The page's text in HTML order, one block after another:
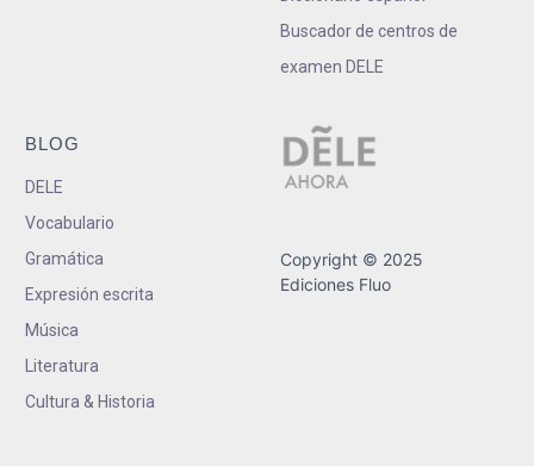
Buscador de centros de
examen DELE
BLOG
DELE
Vocabulario
Gramática
Expresión escrita
Música
Literatura
Cultura & Historia
Copyright © 2025
Ediciones Fluo